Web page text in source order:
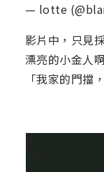
— lotte
影片中，只見
漂亮的小金人
「我家的門擋